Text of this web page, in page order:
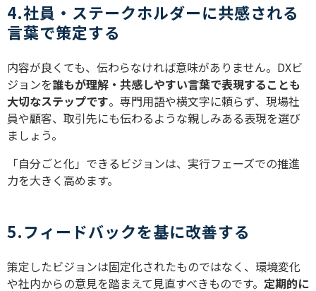
4.社員・ステークホルダーに共感される
言葉で策定する
内容が良くても、伝わらなければ意味がありません。DXビ
ジョンを誰もが理解・共感しやすい言葉で表現することも
大切なステップです。専門用語や横文字に頼らず、現場社
員や顧客、取引先にも伝わるような親しみある表現を選び
ましょう。
「自分ごと化」できるビジョンは、実行フェーズでの推進
力を大きく高めます。
5.フィードバックを基に改善する
策定したビジョンは固定化されたものではなく、環境変化
や社内からの意見を踏まえて見直すべきものです。 定期的に